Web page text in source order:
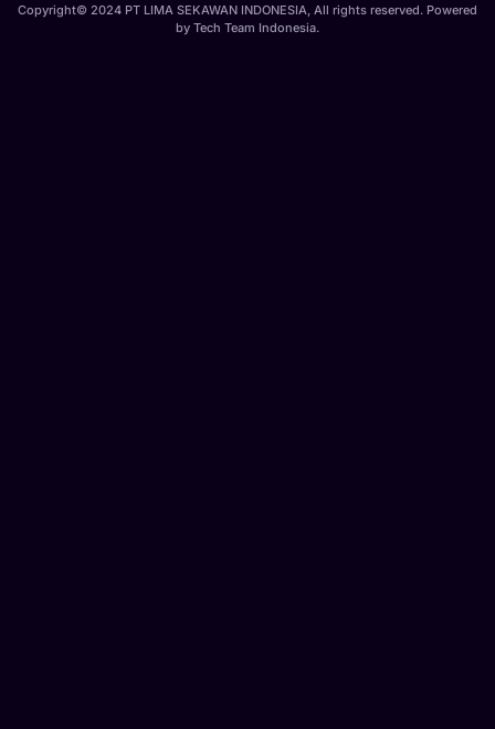
Copyright© 2024 PT LIMA SEKAWAN INDONESIA, All rights reserved. Powered
by Tech Team Indonesia.